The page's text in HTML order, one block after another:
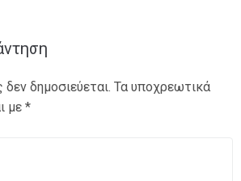
δημοσιεύεται. Τα υποχρεωτικά
με *